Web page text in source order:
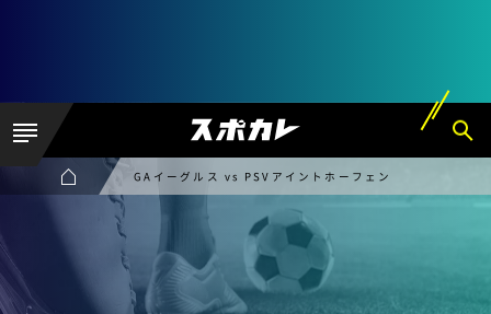
GAイーグルス vs PSVアイントホーフェン